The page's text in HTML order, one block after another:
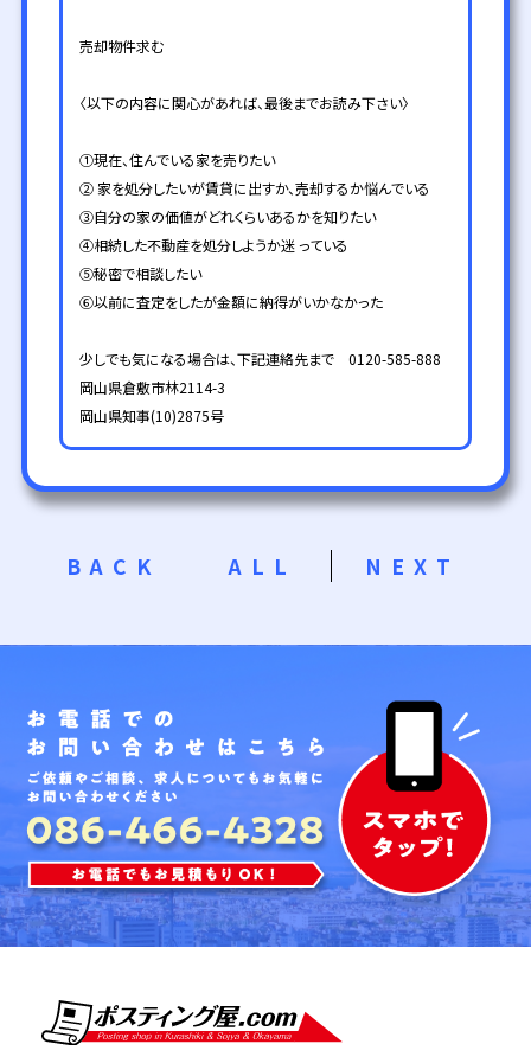
売却物件求む
〈以下の内容に関心があれば、最後までお読み下さい〉
①現在、住んでいる家を売りたい
② 家を処分したいが賃貸に出すか、売却するか悩んでいる
③自分の家の価値がどれくらいあるかを知りたい
④相続した不動産を処分しようか迷 っている
⑤秘密で相談したい
⑥以前に査定をしたが金額に納得がいかなかった
少しでも気になる場合は、下記連絡先まで 0120-585-888
岡山県倉敷市林2114-3
岡山県知事(10)2875号
BACK ALL NEXT